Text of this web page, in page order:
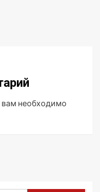
необходимо